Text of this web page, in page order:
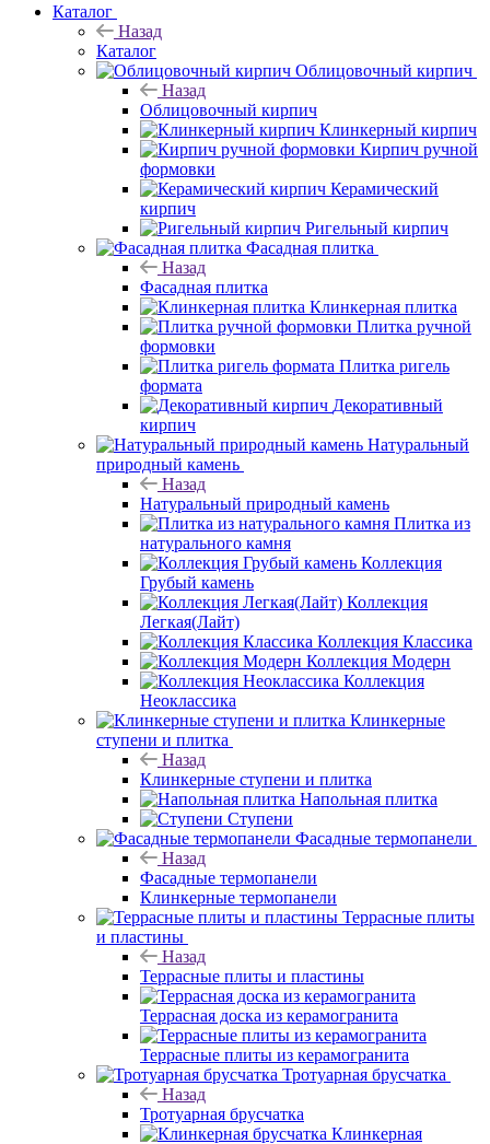
Каталог
Назад
Каталог
Облицовочный кирпич
Назад
Облицовочный кирпич
Клинкерный кирпич
Кирпич ручной
формовки
Керамический
кирпич
Ригельный кирпич
Фасадная плитка
Назад
Фасадная плитка
Клинкерная плитка
Плитка ручной
формовки
Плитка ригель
формата
Декоративный
кирпич
Натуральный
природный камень
Назад
Натуральный природный камень
Плитка из
натурального камня
Коллекция
Грубый камень
Коллекция
Легкая(Лайт)
Коллекция Классика
Коллекция Модерн
Коллекция
Неоклассика
Клинкерные
ступени и плитка
Назад
Клинкерные ступени и плитка
Напольная плитка
Ступени
Фасадные термопанели
Назад
Фасадные термопанели
Клинкерные термопанели
Террасные плиты
и пластины
Назад
Террасные плиты и пластины
Террасная доска из керамогранита
Террасные плиты из керамогранита
Тротуарная брусчатка
Назад
Тротуарная брусчатка
Клинкерная